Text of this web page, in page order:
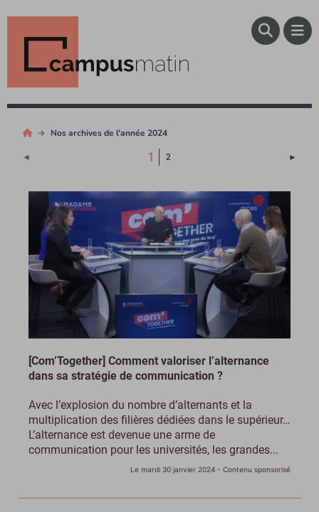
Nos archives de l'année 2024
◄ 1 (Page courante)
2 ►
[Com’Together] Comment valoriser l’alternance
dans sa stratégie de communication ?
Avec l’explosion du nombre d’alternants et la
multiplication des filières dédiées dans le supérieur…
L’alternance est devenue une arme de
communication pour les universités, les grandes...
Le mardi 30 janvier 2024 - Contenu sponsorisé